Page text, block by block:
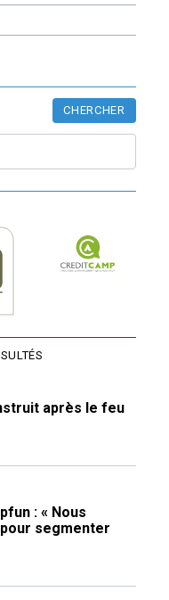
CHERCHER
après le feu
: « Nous
segmenter